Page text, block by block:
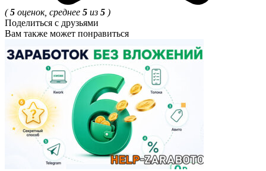
(5 оценок, среднее 5 из 5 )
Поделиться с друзьями
Вам также может понравиться